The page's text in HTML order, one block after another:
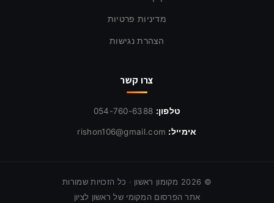
מדיניות פרטיות
הצהרת נגישות
צרו קשר
טלפון: 054-760-6388
אימייל: rishon106@gmail.com
©
2026 מקומון ראשון · כל הזכויות שמורות
אתר הפרסום המקומי של ראשון לציון